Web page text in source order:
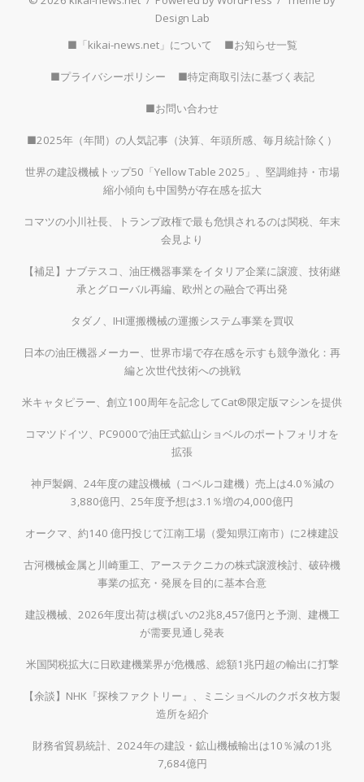
Design Lab
■「kikai-news.net」について
■お知らせ一覧
■プライバシーポリシー ■特定商取引法に基づく表記
■お問い合わせ
■2025年（年間）の人気記事（決算、年頭所感、毎月統計除く）
世界の建設機械トップ50「Yellow Table 2025」、堅調維持・市場
縮小傾向も中国勢が存在感を拡大
コマツの小川社長、トランプ政権で最も危惧されるのは関税、年末
会見より
【補足】ナブテスコ、油圧機器事業をイタリア企業に譲渡、技術継
承とグローバル再編、欧州との融合で再出発
タダノ、IHI運搬機械の運搬システム事業を買収
日本の油圧機器メーカー、世界市場で存在感を示すも競争激化：再
編と次世代技術への挑戦
米キャタピラー、創立100周年を記念してCat®限定版マシンを提供
コマツドイツ、PC9000で油圧式鉱山ショベルのポートフォリオを
拡張
神戸製鋼、24年度の建設機械（コベルコ建機）売上は4.0％減の
3,880億円、25年度予想は3.1％増の4,000億円
オークマ、約140 億円投じて江南工場（愛知県江南市）に2棟建設
古河機械金属と川崎重工、アーステクニカの株式譲渡検討、破砕機
事業の拡充・発展を目的に基本合意
建設機械、2026年度出荷は横ばいの2兆8,457億円と予測、建機工
が需要見通し発表
米国関税拡大に日欧建機業界が危機感、総額1兆円超の輸出に打撃
【余談】NHK『探検ファクトリー』、ミニショベルのクボタ枚方製
造所を紹介
財務省貿易統計、2024年の建設・鉱山機械輸出は10％減の1兆
7,684億円